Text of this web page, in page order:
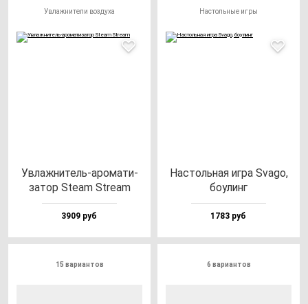
Увлажнители воздуха
Увлаж­ни­тель-аро­ма­ти­
за­тор Ste­am Stre­am
3909 руб
Настольные игры
Нас­толь­ная иг­ра Sva­go,
бо­улинг
1783 руб
15 вариантов 6 вариантов